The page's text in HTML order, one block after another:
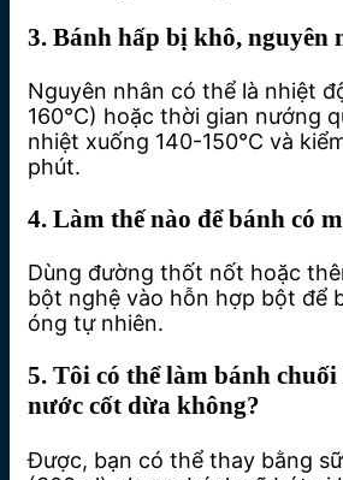
3. Bánh hấp bị khô, nguyên
Nguyên nhân có thể là nhiệt
160°C) hoặc thời gian nướng
nhiệt xuống 140-150°C và
phút.
4. Làm thế nào để bánh có
Dùng đường thốt nốt hoặc
bột nghệ vào hỗn hợp bột để
óng tự nhiên.
5. Tôi có thể làm bánh
nước cốt dừa không?
Được, bạn có thể thay bằng